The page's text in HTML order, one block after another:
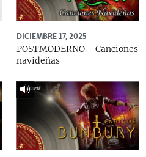
DICIEMBRE 17, 2025
POSTMODERNO - Canciones
navideñas